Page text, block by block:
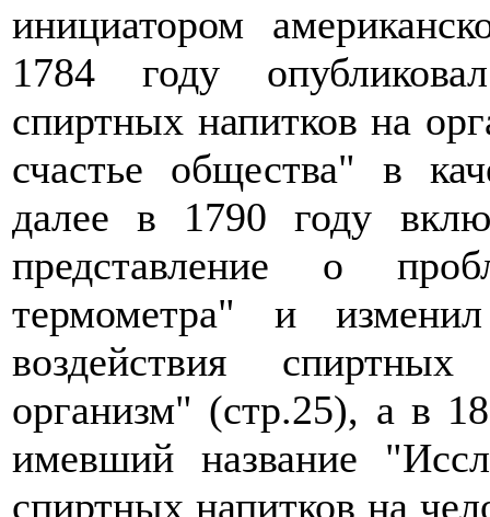
инициатором
1784 году
спиртных напитков на
счастье общества" в
далее в 1790 году
представление о
термометра" и
воздействия
организм" (стр.25), а в
имевший название
спиртных напитков на